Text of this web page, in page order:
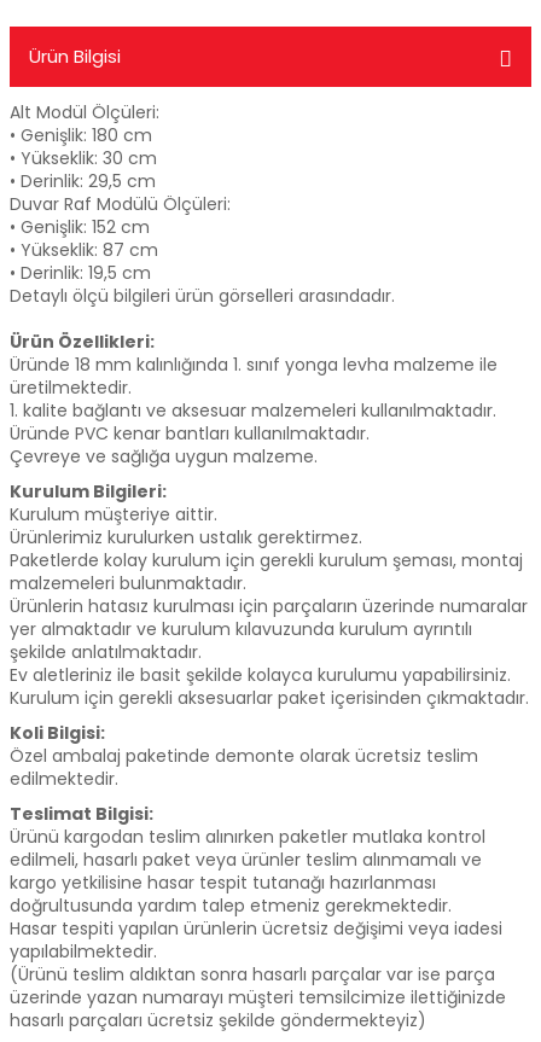
Ürün Bilgisi
Alt Modül Ölçüleri:
• Genişlik: 180 cm
• Yükseklik: 30 cm
• Derinlik: 29,5 cm
Duvar Raf Modülü Ölçüleri:
• Genişlik: 152 cm
• Yükseklik: 87 cm
• Derinlik: 19,5 cm
Detaylı ölçü bilgileri ürün görselleri arasındadır.
Ürün Özellikleri:
Üründe 18 mm kalınlığında 1. sınıf yonga levha malzeme ile
üretilmektedir.
1. kalite bağlantı ve aksesuar malzemeleri kullanılmaktadır.
Üründe PVC kenar bantları kullanılmaktadır.
Çevreye ve sağlığa uygun malzeme.
Kurulum Bilgileri:
Kurulum müşteriye aittir.
Ürünlerimiz kurulurken ustalık gerektirmez.
Paketlerde kolay kurulum için gerekli kurulum şeması, montaj
malzemeleri bulunmaktadır.
Ürünlerin hatasız kurulması için parçaların üzerinde numaralar
yer almaktadır ve kurulum kılavuzunda kurulum ayrıntılı
şekilde anlatılmaktadır.
Ev aletleriniz ile basit şekilde kolayca kurulumu yapabilirsiniz.
Kurulum için gerekli aksesuarlar paket içerisinden çıkmaktadır.
Koli Bilgisi:
Özel ambalaj paketinde demonte olarak ücretsiz teslim
edilmektedir.
Teslimat Bilgisi:
Ürünü kargodan teslim alınırken paketler mutlaka kontrol
edilmeli, hasarlı paket veya ürünler teslim alınmamalı ve
kargo yetkilisine hasar tespit tutanağı hazırlanması
doğrultusunda yardım talep etmeniz gerekmektedir.
Hasar tespiti yapılan ürünlerin ücretsiz değişimi veya iadesi
yapılabilmektedir.
(Ürünü teslim aldıktan sonra hasarlı parçalar var ise parça
üzerinde yazan numarayı müşteri temsilcimize ilettiğinizde
hasarlı parçaları ücretsiz şekilde göndermekteyiz)